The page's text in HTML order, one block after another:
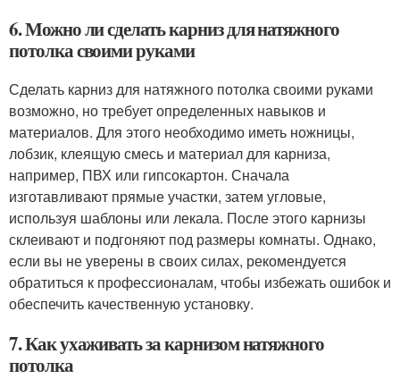
6. Можно ли сделать карниз для натяжного
потолка своими руками
Сделать карниз для натяжного потолка своими руками
возможно, но требует определенных навыков и
материалов. Для этого необходимо иметь ножницы,
лобзик, клеящую смесь и материал для карниза,
например, ПВХ или гипсокартон. Сначала
изготавливают прямые участки, затем угловые,
используя шаблоны или лекала. После этого карнизы
склеивают и подгоняют под размеры комнаты. Однако,
если вы не уверены в своих силах, рекомендуется
обратиться к профессионалам, чтобы избежать ошибок и
обеспечить качественную установку.
7. Как ухаживать за карнизом натяжного
потолка